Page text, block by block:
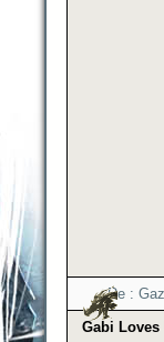
Re :
Gabi Loves